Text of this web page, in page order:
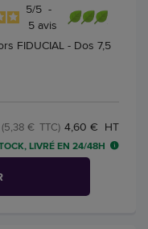
5/5 -
5 avis
FIDUCIAL - Dos 7,5
4,60 € HT
(5,38 € TTC)
LIVRÉ EN 24/48H